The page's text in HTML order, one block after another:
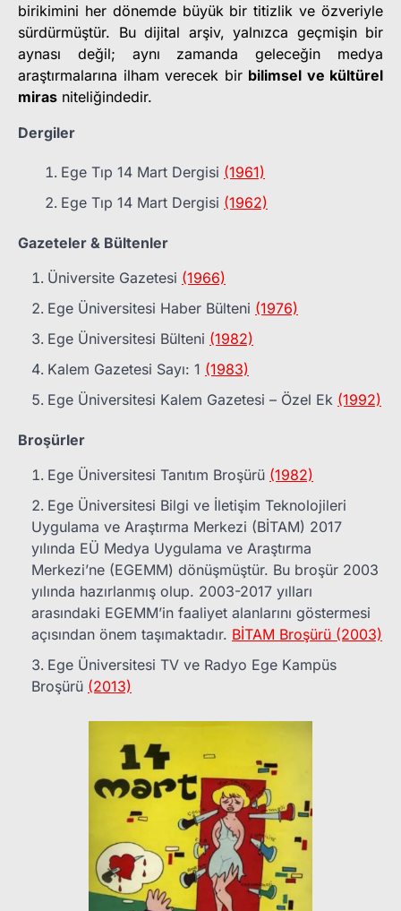
birikimini her dönemde büyük bir titizlik ve özveriyle
sürdürmüştür. Bu dijital arşiv, yalnızca geçmişin bir
aynası değil; aynı zamanda geleceğin medya
araştırmalarına ilham verecek bir bilimsel ve kültürel
miras niteliğindedir.
Dergiler
Ege Tıp 14 Mart Dergisi (1961)
Ege Tıp 14 Mart Dergisi (1962)
Gazeteler & Bültenler
Üniversite Gazetesi (1966)
Ege Üniversitesi Haber Bülteni (1976)
Ege Üniversitesi Bülteni (1982)
Kalem Gazetesi Sayı: 1 (1983)
Ege Üniversitesi Kalem Gazetesi – Özel Ek (1992)
Broşürler
Ege Üniversitesi Tanıtım Broşürü (1982)
Ege Üniversitesi Bilgi ve İletişim Teknolojileri
Uygulama ve Araştırma Merkezi (BİTAM) 2017
yılında EÜ Medya Uygulama ve Araştırma
Merkezi’ne (EGEMM) dönüşmüştür. Bu broşür 2003
yılında hazırlanmış olup. 2003-2017 yılları
arasındaki EGEMM’in faaliyet alanlarını göstermesi
açısından önem taşımaktadır. BİTAM Broşürü (2003)
Ege Üniversitesi TV ve Radyo Ege Kampüs
Broşürü (2013)